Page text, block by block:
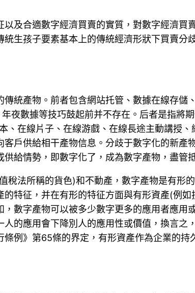
及合適數字經濟買賣的實質，對數字經濟買
生孩子要素基本上的傳統經濟形狀下買賣分
統產物。前者包含網站托管、數據在線存儲
夜數據等技巧鼓起前并不存在。后者是指將
、在線片子、在線游戲、在線長途主動講授
戶供給相干產物信息。分歧于數字化的新
給情勢，即數字化了，成為數字產物，盡管
法所稱的貨色)和不動產，數字產物是有形
特征，并在有形的特征方面與有形資產(例
數字產物可以被多少數字更多的應用者應用
的應用會下降別人的應用性或價值，換言之
例》第65條的界定，有形資產作為企業的持